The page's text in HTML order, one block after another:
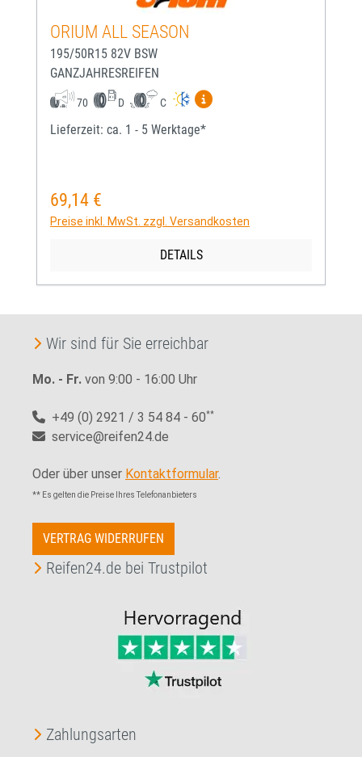
ORIUM ALL SEASON
195/50R15 82V BSW
GANZJAHRESREIFEN
70 D C
Mehr Informationen zum
Lieferzeit: ca. 1 - 5 Werktage*
Regulärer Preis:
69,14 €
Preise inkl. MwSt. zzgl. Versandkosten
DETAILS
Wir sind für Sie erreichbar
Mo. - Fr. von 9:00 - 16:00 Uhr
+49 (0) 2921 / 3 54 84 - 60**
service@reifen24.de
Oder über unser Kontaktformular.
** Es gelten die Preise Ihres Telefonanbieters
VERTRAG WIDERRUFEN
Reifen24.de bei Trustpilot
Zahlungsarten